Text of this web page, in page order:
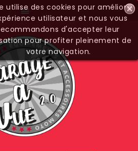

utilise des cookies pour améliorer
utilisateur et nous vous
d'accepter leur
pour profiter pleinement de
votre navigation.